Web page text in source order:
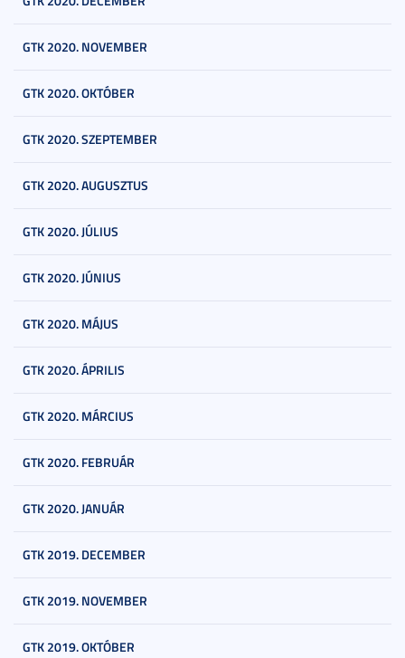
GTK 2020. NOVEMBER
GTK 2020. OKTÓBER
GTK 2020. SZEPTEMBER
GTK 2020. AUGUSZTUS
GTK 2020. JÚLIUS
GTK 2020. JÚNIUS
GTK 2020. MÁJUS
GTK 2020. ÁPRILIS
GTK 2020. MÁRCIUS
GTK 2020. FEBRUÁR
GTK 2020. JANUÁR
GTK 2019. DECEMBER
GTK 2019. NOVEMBER
GTK 2019. OKTÓBER